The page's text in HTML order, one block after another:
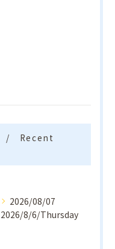
Recent
2026/08/07
2026/8/6/Thursday